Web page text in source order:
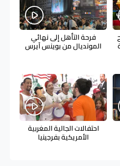
فرحة التأهل إلى نهائي
المونديال من بوينس آيرس
احتفالات الجالية المغربية
الأمريكية بفرجينيا